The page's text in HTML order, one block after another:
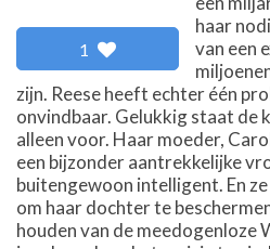
1
haar
van een
zijn. Reese heeft echter één
onvindbaar. Gelukkig staat de
alleen voor. Haar moeder,
een bijzonder aantrekkelijke
buitengewoon intelligent. En
om haar dochter te
houden van de meedogenloze